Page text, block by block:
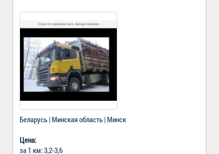
Беларусь | Минская область | Минск
Цена:
за 1 км: 3,2-3,6